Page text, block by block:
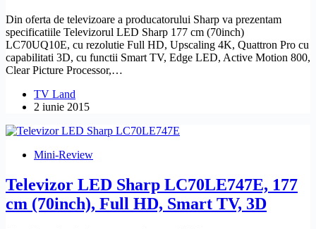
Din oferta de televizoare a producatorului Sharp va prezentam
specificatiile Televizorul LED Sharp 177 cm (70inch)
LC70UQ10E, cu rezolutie Full HD, Upscaling 4K, Quattron Pro cu
capabilitati 3D, cu functii Smart TV, Edge LED, Active Motion 800,
Clear Picture Processor,…
TV Land
2 iunie 2015
Mini-Review
Televizor LED Sharp LC70LE747E, 177
cm (70inch), Full HD, Smart TV, 3D